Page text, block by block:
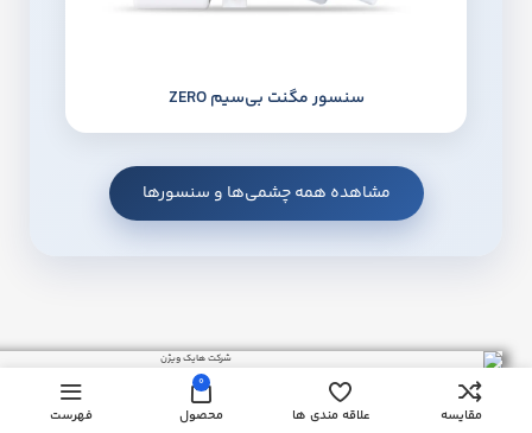
سنسور مگنت بی‌سیم ZERO
مشاهده همه چشمی‌ها و سنسورها
مقایسه علاقه مندی ها
0
محصول فهرست